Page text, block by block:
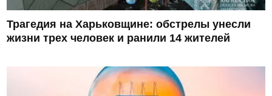
Трагедия на Харьковщине: обстрелы унесли
жизни трех человек и ранили 14 жителей